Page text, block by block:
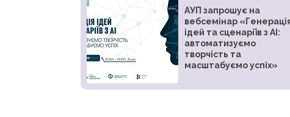
АУП запрошує на
вебсемінар
ідей та сценаріїв з AI:
автоматизуємо
творчість та
масштабуємо успіх»